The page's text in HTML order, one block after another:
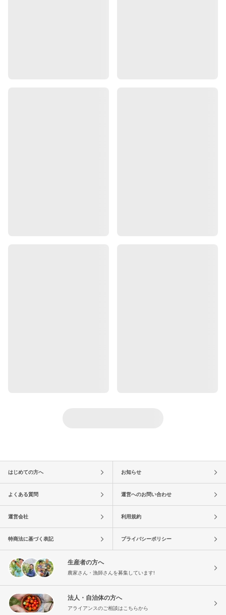
はじめての方へ お知らせ
よくある質問 運営へのお問い合わせ
運営会社 利用規約
特商法に基づく表記 プライバシーポリシー
生産者の方へ
農家さん・漁師さんを募集しています!
法人・自治体の方へ
アライアンスのご相談はこちらから